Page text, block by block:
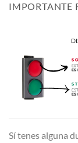
IMPORTANTE
Sí tenes alguna